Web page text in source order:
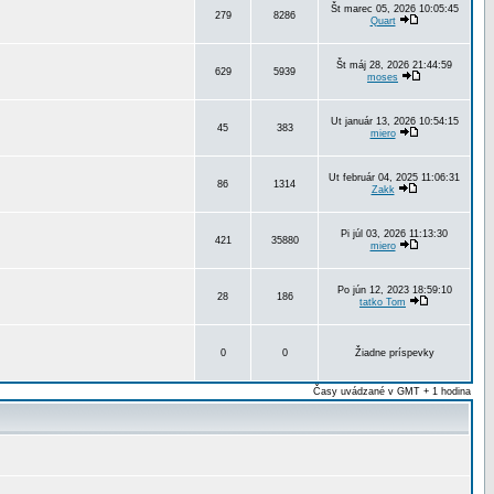
279 8286
Št marec 05, 2026 10:05:45
Quart
629 5939
Št máj 28, 2026 21:44:59
moses
45 383
Ut január 13, 2026 10:54:15
miero
86 1314
Ut február 04, 2025 11:06:31
Zakk
421 35880
Pi júl 03, 2026 11:13:30
miero
28 186
Po jún 12, 2023 18:59:10
tatko Tom
0 0 Žiadne príspevky
Časy uvádzané v GMT + 1 hodina